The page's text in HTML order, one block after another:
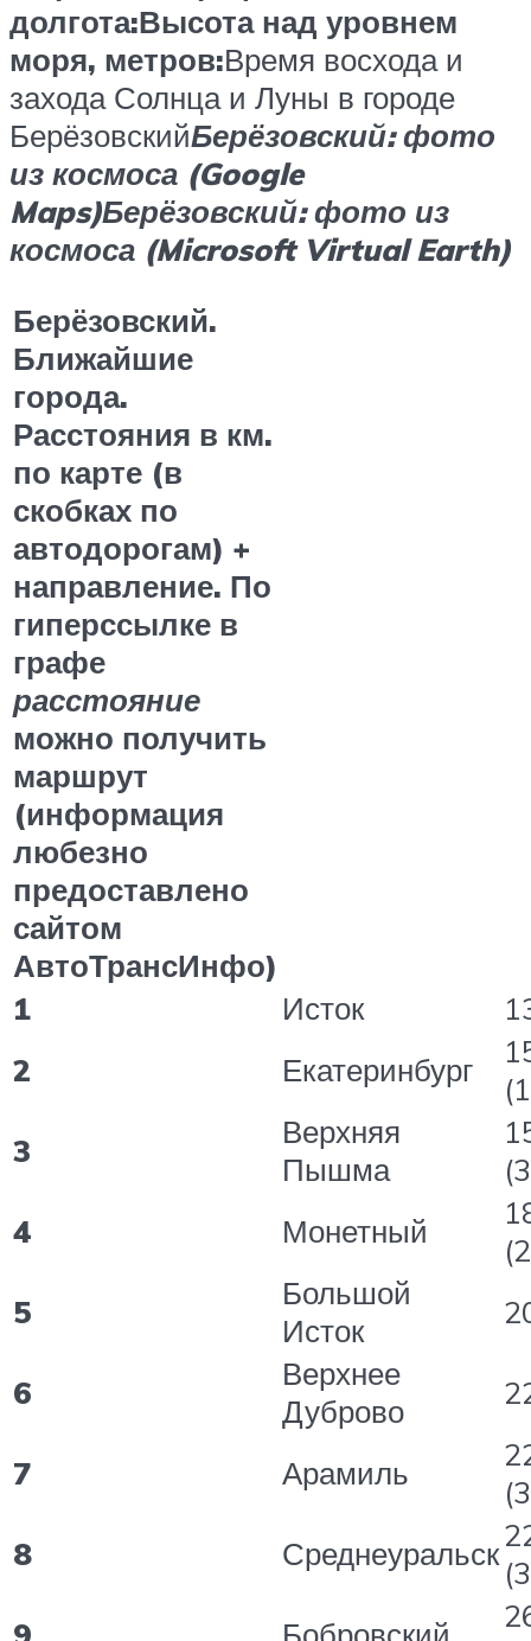
долгота:Высота над уровнем
моря, метров:Время восхода и
захода Солнца и Луны в городе
БерёзовскийБерёзовский: фото
из космоса (Google
Maps)Берёзовский: фото из
космоса (Microsoft Virtual Earth)
Берёзовский.
Ближайшие
города.
Расстояния в км.
по карте (в
скобках по
автодорогам) +
направление. По
гиперссылке в
графе
расстояние
можно получить
маршрут
(информация
любезно
предоставлено
сайтом
АвтоТрансИнфо)
1
Исток
2
Екатеринбург
3
Верхняя
Пышма
4
Монетный
5
Большой
Исток
6
Верхнее
Дуброво
7 Арамиль
8
Среднеуральск